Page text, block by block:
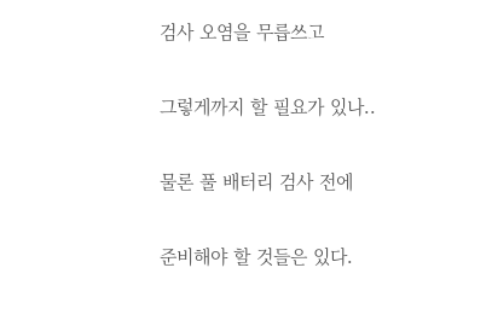
검사 오염을 무릅쓰고
그렇게까지 할 필요가 있나..
물론 풀 배터리 검사 전에
준비해야 할 것들은 있다.